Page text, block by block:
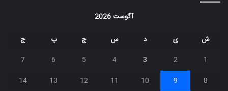
آگوست 2026
ش ی د س چ پ
ج
1
2
3
4
5
6
7
8
9
10
11
12
13
14